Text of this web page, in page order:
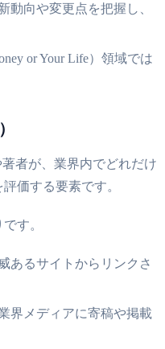
動向や変更点を把握し、
or Your Life）領域では
著者が、業界内でどれだけ
価する要素です。
す。
あるサイトからリンクさ
界メディアに寄稿や掲載